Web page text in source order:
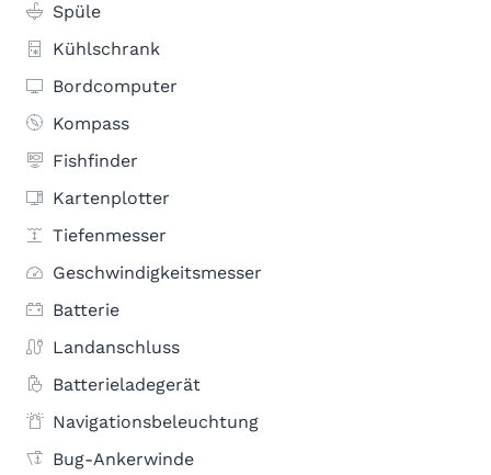
Spüle
Kühlschrank
Bordcomputer
Kompass
Fishfinder
Kartenplotter
Tiefenmesser
Geschwindigkeitsmesser
Batterie
Landanschluss
Batterieladegerät
Navigationsbeleuchtung
Bug-Ankerwinde